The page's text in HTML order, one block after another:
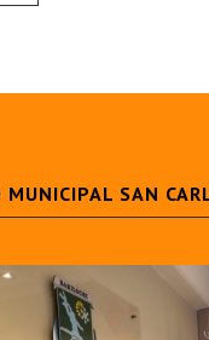
MUNICIPAL SAN